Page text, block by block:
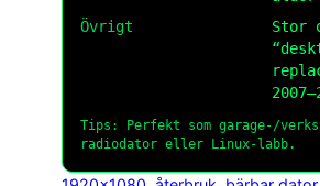
Övrigt
Stor
Tips: Perfekt som garage-/
radiodator eller Linux-labb.